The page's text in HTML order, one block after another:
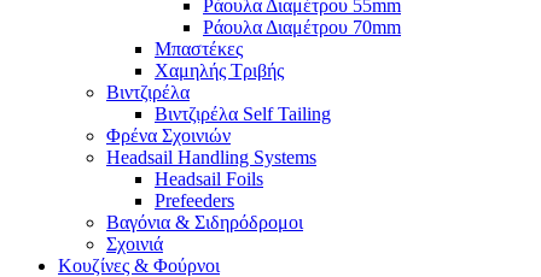
Ράουλα Διαμέτρου 55mm
Ράουλα Διαμέτρου 70mm
Μπαστέκες
Χαμηλής Τριβής
Βιντζιρέλα
Βιντζιρέλα Self Tailing
Φρένα Σχοινιών
Headsail Handling Systems
Headsail Foils
Prefeeders
Βαγόνια & Σιδηρόδρομοι
Σχοινιά
Κουζίνες & Φούρνοι